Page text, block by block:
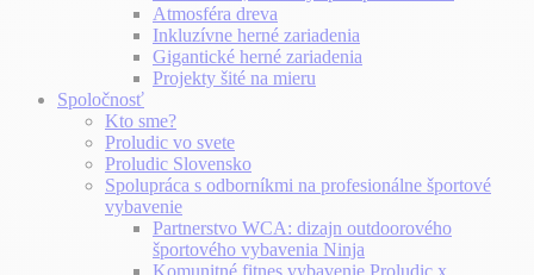
Atmosféra dreva
Inkluzívne herné zariadenia
Gigantické herné zariadenia
Projekty šité na mieru
Spoločnosť
Kto sme?
Proludic vo svete
Proludic Slovensko
Spolupráca s odborníkmi na profesionálne športové
vybavenie
Partnerstvo WCA: dizajn outdoorového
športového vybavenia Ninja
Komunitné fitnes vybavenie Proludic x